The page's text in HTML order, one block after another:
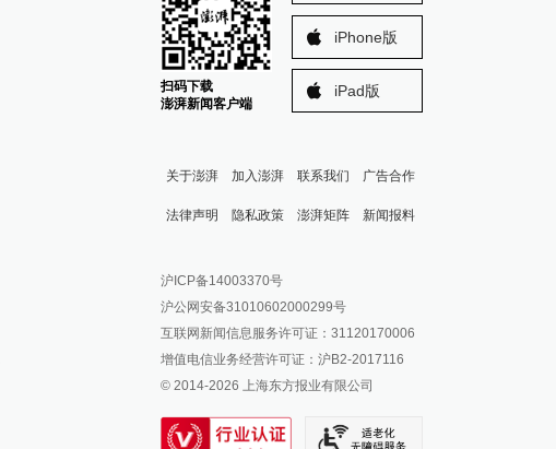
扫码下载
澎湃新闻客户端
iPhone版
iPad版
关于澎湃 加入澎湃 联系我们 广告合作
法律声明 隐私政策 澎湃矩阵
澎湃新闻公众号
澎湃新闻抖音号
派生万物开放平台
IP SHANGHAI
SIXTH TONE
新闻报料
报料邮箱: news@thepaper.cn
沪ICP备14003370号
沪公网安备31010602000299号
互联网新闻信息服务许可证：31120170006
增值电信业务经营许可证：沪B2-2017116
© 2014-2026 上海东方报业有限公司